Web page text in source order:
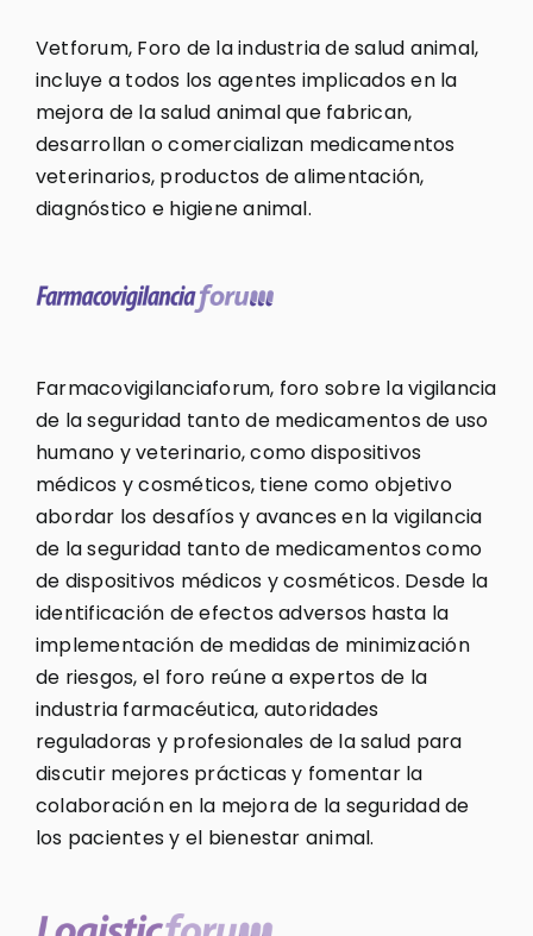
Vetforum, Foro de la industria de salud animal,
incluye a todos los agentes implicados en la
mejora de la salud animal que fabrican,
desarrollan o comercializan medicamentos
veterinarios, productos de alimentación,
diagnóstico e higiene animal.
Farmacovigilanciaforum, foro sobre la vigilancia
de la seguridad tanto de medicamentos de uso
humano y veterinario, como dispositivos
médicos y cosméticos, tiene como objetivo
abordar los desafíos y avances en la vigilancia
de la seguridad tanto de medicamentos como
de dispositivos médicos y cosméticos. Desde la
identificación de efectos adversos hasta la
implementación de medidas de minimización
de riesgos, el foro reúne a expertos de la
industria farmacéutica, autoridades
reguladoras y profesionales de la salud para
discutir mejores prácticas y fomentar la
colaboración en la mejora de la seguridad de
los pacientes y el bienestar animal.